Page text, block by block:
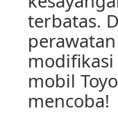
terbatas.
mobil
mencoba!